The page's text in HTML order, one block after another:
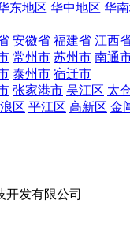
东地区 华中地区 华
安徽省 福建省 江西
常州市 苏州市 南通
泰州市 宿迁市
张家港市 吴江区 太
区 平江区 高新区 金
发有限公司